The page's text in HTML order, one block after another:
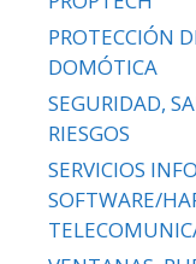
PROTECCIÓN
DOMÓTICA
SEGURIDAD,
RIESGOS
SERVICIOS
SOFTWARE/